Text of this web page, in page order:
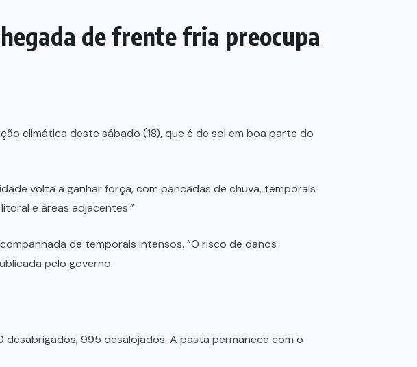
de frente fria preocupa
climática deste sábado (18), que é de sol em boa parte do
volta a ganhar força, com pancadas de chuva, temporais
e áreas adjacentes.”
de temporais intensos. “O risco de danos
pelo governo.
995 desalojados. A pasta permanece com o